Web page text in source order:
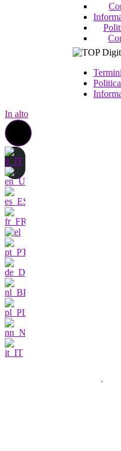
In alto
Contattateci
Sono molto
interessato